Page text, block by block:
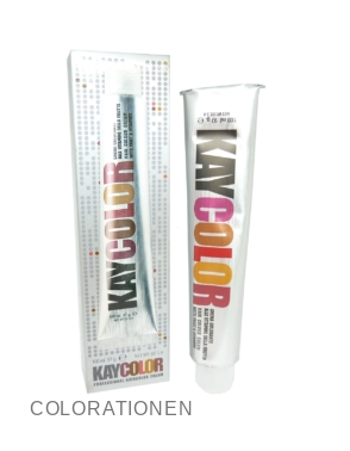
COLORATIONEN